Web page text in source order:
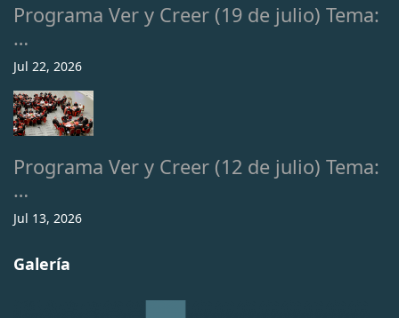
Programa Ver y Creer (19 de julio) Tema:
…
Jul 22, 2026
Programa Ver y Creer (12 de julio) Tema:
…
Jul 13, 2026
Galería